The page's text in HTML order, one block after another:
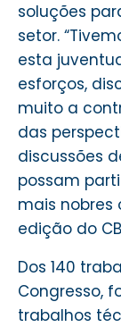
soluções
setor.
esta
esforços,
muito a
das
discussões
possam
mais nobres
edição do
Dos 140
Congresso,
trabalhos